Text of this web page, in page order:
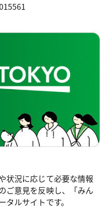
状況に応じて必要な情報
ご意見を反映し、「みん
ルサイトです。